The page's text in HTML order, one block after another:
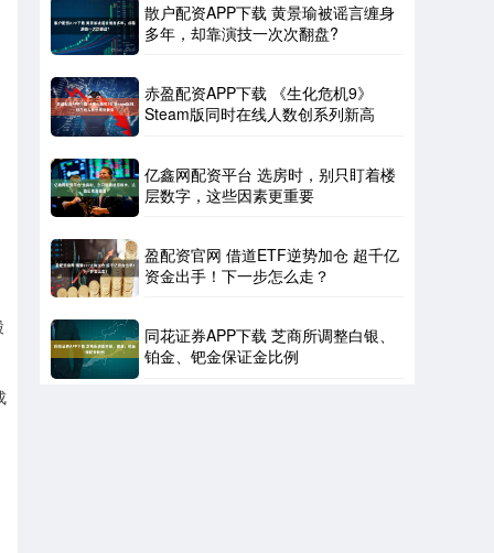
散户配资APP下载 黄景瑜被谣言缠身
多年，却靠演技一次次翻盘?
赤盈配资APP下载 《生化危机9》
Steam版同时在线人数创系列新高
亿鑫网配资平台 选房时，别只盯着楼
层数字，这些因素更重要
盈配资官网 借道ETF逆势加仓 超千亿
资金出手！下一步怎么走？
同花证券APP下载 芝商所调整白银、
铂金、钯金保证金比例